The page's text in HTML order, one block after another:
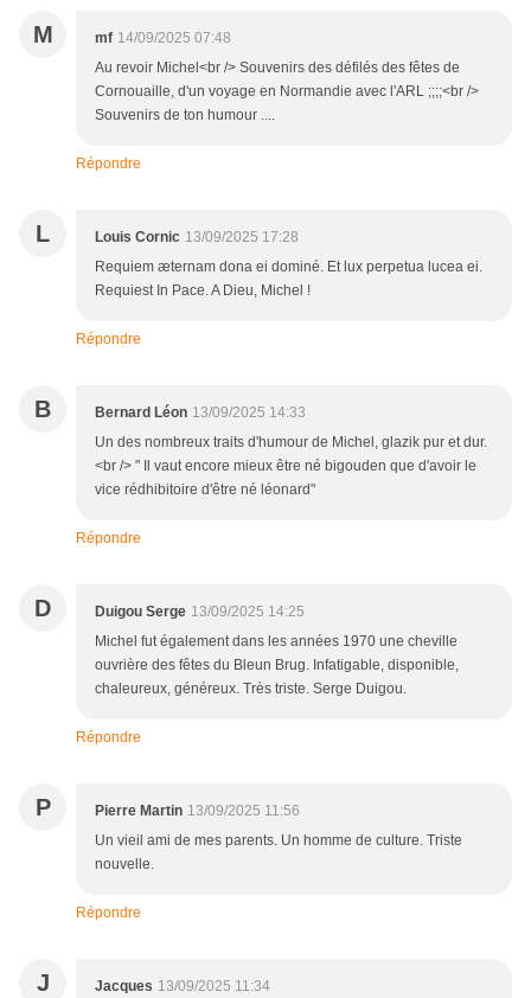
M mf 14/09/2025 07:48
Au revoir Michel<br /> Souvenirs des défilés des fêtes de
Cornouaille, d'un voyage en Normandie avec l'ARL ;;;;<br />
Souvenirs de ton humour ....
Répondre
L Louis Cornic 13/09/2025 17:28
Requiem æternam dona ei dominé. Et lux perpetua lucea ei.
Requiest In Pace. A Dieu, Michel !
Répondre
B Bernard Léon 13/09/2025 14:33
Un des nombreux traits d'humour de Michel, glazik pur et dur.
<br /> " Il vaut encore mieux être né bigouden que d'avoir le
vice rédhibitoire d'être né léonard"
Répondre
D Duigou Serge 13/09/2025 14:25
Michel fut également dans les années 1970 une cheville
ouvrière des fêtes du Bleun Brug. Infatigable, disponible,
chaleureux, généreux. Très triste. Serge Duigou.
Répondre
P Pierre Martin 13/09/2025 11:56
Un vieil ami de mes parents. Un homme de culture. Triste
nouvelle.
Répondre
J Jacques 13/09/2025 11:34